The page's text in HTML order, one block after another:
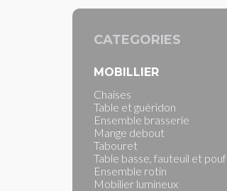
CATEGORIES
MOBILLIER
Chaises
Table et guéridon
Ensemble brasserie
Mange debout
Tabouret
Table basse, fauteuil et pouf
Ensemble rotin
Mobilier lumineux